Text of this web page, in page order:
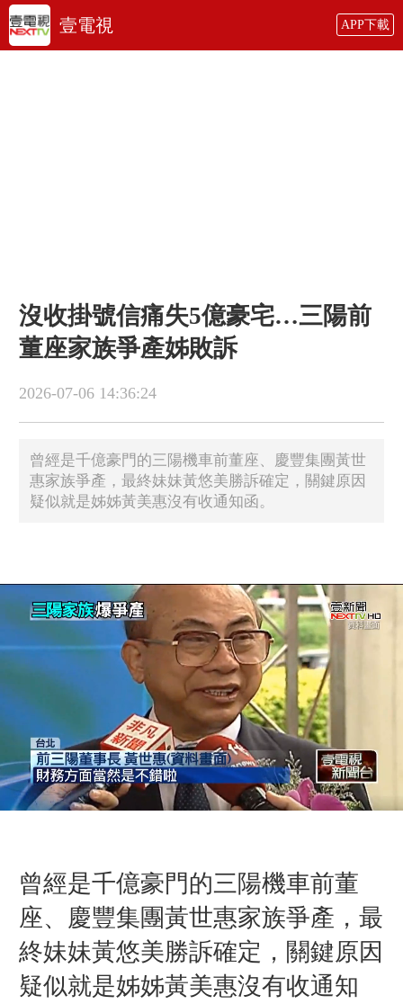
壹電視 APP下載
沒收掛號信痛失5億豪宅…三陽前
董座家族爭產姊敗訴
2026-07-06 14:36:24
曾經是千億豪門的三陽機車前董座、慶豐集團黃世
惠家族爭產，最終妹妹黃悠美勝訴確定，關鍵原因
疑似就是姊姊黃美惠沒有收通知函。
曾經是千億豪門的三陽機車前董
座、慶豐集團黃世惠家族爭產，最
終妹妹黃悠美勝訴確定，關鍵原因
疑似就是姊姊黃美惠沒有收通知